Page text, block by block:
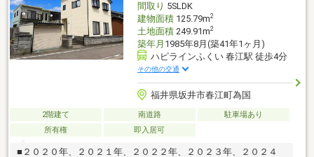
間取り 5SLDK
建物面積125.79m2
土地面積249.91m2
築年月 1985年8月(築41年1ヶ月)
ハピラインふくい 春江駅 徒歩4分
その他の交通
福井県坂井市春江町為国
2階建て 南道路
駐車場あり
所有権
即入居可
■２０２０年、２０２１年、２０２２年、２０２３年、２０２４